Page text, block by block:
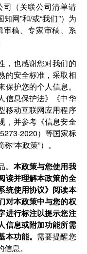
（关联公司清单请
网”和/或“我们”）为
审稿、专家审稿、系
，也感谢您对我们的
的安全标准，采取相
护您的个人信息。
信息保护法》《中华
移动互联网应用程序
，并参考《信息安全
2020）等国家标
“本政策”）。
本政策与您使用我
读并理解本政策的全
统使用协议》阅读本
对本政策中与您的权
进行标注以提示您注
信息或附加功能所需
功能。 需要提醒您
息。